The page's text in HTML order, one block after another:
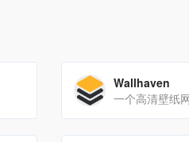
Wallhaven